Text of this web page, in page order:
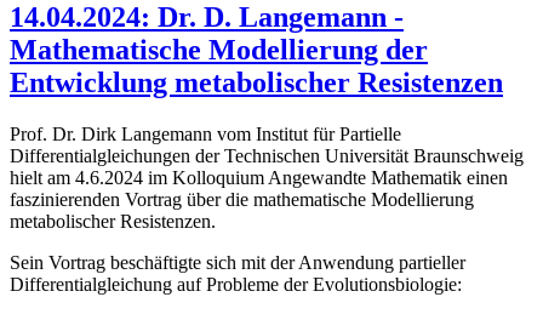
14.04.2024: Dr. D. Langemann -
Mathematische Modellierung der
Entwicklung metabolischer Resistenzen
Prof. Dr. Dirk Langemann vom Institut für Partielle
Differentialgleichungen der Technischen Universität Braunschweig
hielt am 4.6.2024 im Kolloquium Angewandte Mathematik einen
faszinierenden Vortrag über die mathematische Modellierung
metabolischer Resistenzen.
Sein Vortrag beschäftigte sich mit der Anwendung partieller
Differentialgleichung auf Probleme der Evolutionsbiologie: